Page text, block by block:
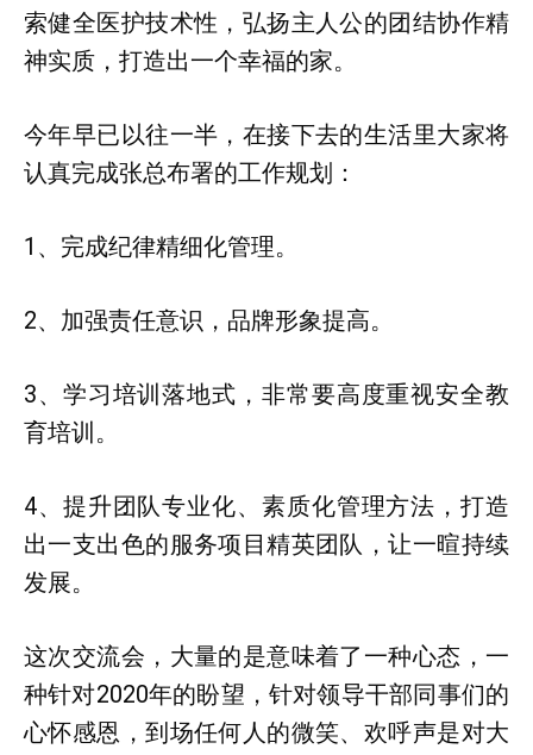
索健全医护技术性，弘扬主人公的团结协作精
神实质，打造出一个幸福的家。
今年早已以往一半，在接下去的生活里大家将
认真完成张总布署的工作规划：
1、完成纪律精细化管理。
2、加强责任意识，品牌形象提高。
3、学习培训落地式，非常要高度重视安全教
育培训。
4、提升团队专业化、素质化管理方法，打造
出一支出色的服务项目精英团队，让一暄持续
发展。
这次交流会，大量的是意味着了一种心态，一
种针对2020年的盼望，针对领导干部同事们的
心怀感恩，到场任何人的微笑、欢呼声是对大